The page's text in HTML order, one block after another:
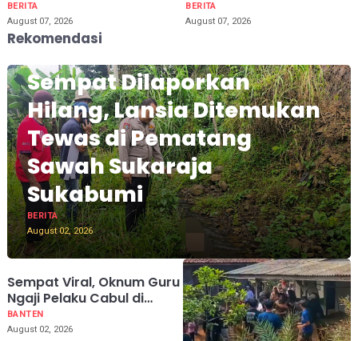
BERITA
August 07, 2026
BERITA
August 07, 2026
Rekomendasi
Sempat Dilaporkan
Hilang, Lansia Ditemukan
Tewas di Pematang
Sawah Sukaraja
Sukabumi
BERITA
August 02, 2026
Sempat Viral, Oknum Guru
Ngaji Pelaku Cabul di
Simpenan Sukabumi
Akhirnya Diringkus di
BANTEN
August 02, 2026